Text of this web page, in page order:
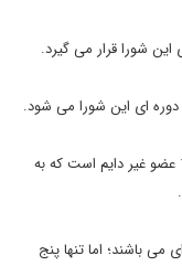
شورا قرار می گیرد.
ای این شورا می شود.
شورای امنیت سازمان ملل دارای پنج عضو دایم و 10 عضو غیر دایم است که به
باشند؛ اما تنها پنج